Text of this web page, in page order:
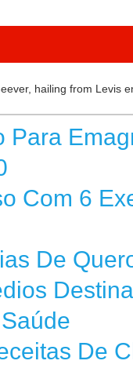
hailing from Levis
Para
Com 6
De
De